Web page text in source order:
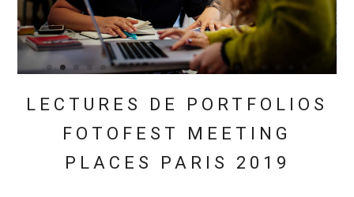
LECTURES DE PORTFOLIOS
FOTOFEST MEETING
PLACES PARIS 2019